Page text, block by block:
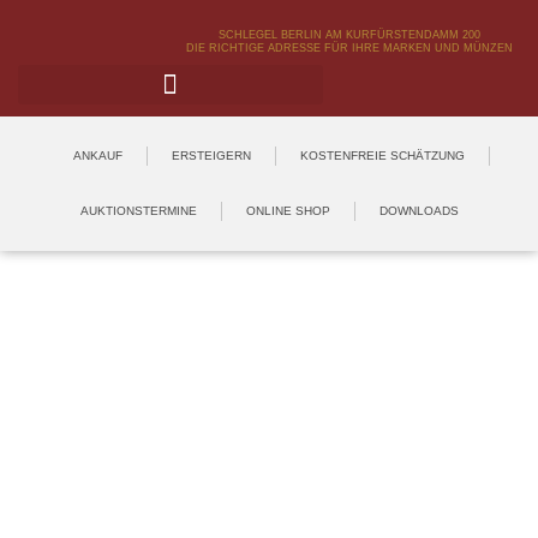
SCHLEGEL BERLIN AM KURFÜRSTENDAMM 200
DIE RICHTIGE ADRESSE FÜR IHRE MARKEN UND MÜNZEN
ANKAUF ERSTEIGERN KOSTENFREIE SCHÄTZUNG
AUKTIONSTERMINE ONLINE SHOP DOWNLOADS